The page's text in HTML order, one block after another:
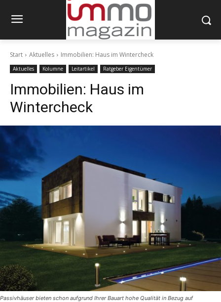
Start Aktuelles Immobilien: Haus im Wintercheck
Aktuelles Kolumne Leitartikel Ratgeber Eigentümer
Immobilien: Haus im
Wintercheck
Passivhäuser bieten schon aufgrund Ihrer Bauart hohe Qualität in Bezug auf